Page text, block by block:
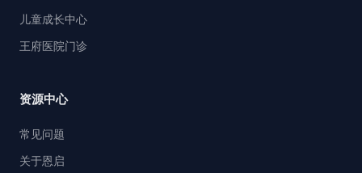
儿童成长中心
王府医院门诊
资源中心
常见问题
关于恩启